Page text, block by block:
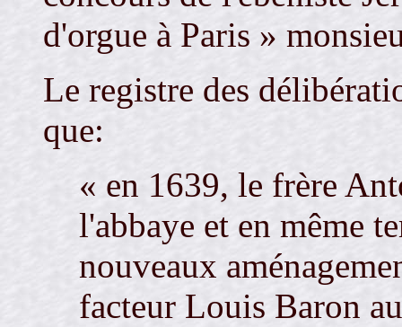
d'orgue à Paris »
Le registre des
que:
« en 1639, le frère
l'abbaye et en même
nouveaux
facteur Louis Baron